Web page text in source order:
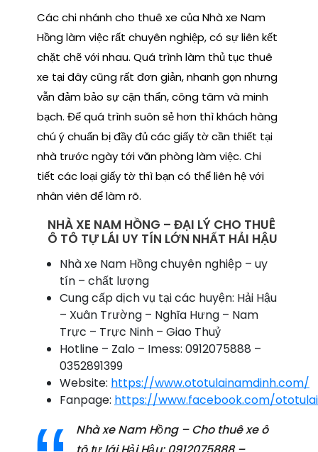
Các chi nhánh cho thuê xe của Nhà xe Nam
Hồng làm việc rất chuyên nghiệp, có sự liên kết
chặt chẽ với nhau. Quá trình làm thủ tục thuê
xe tại đây cũng rất đơn giản, nhanh gọn nhưng
vẫn đảm bảo sự cận thẩn, công tâm và minh
bạch. Để quá trình suôn sẻ hơn thì khách hàng
chú ý chuẩn bị đầy đủ các giấy tờ cần thiết tại
nhà trước ngày tới văn phòng làm việc. Chi
tiết các loại giấy tờ thì bạn có thể liên hệ với
nhân viên để làm rõ.
NHÀ XE NAM HỒNG – ĐẠI LÝ CHO THUÊ
Ô TÔ TỰ LÁI UY TÍN LỚN NHẤT HẢI HẬU
Nhà xe Nam Hồng chuyên nghiệp – uy
tín – chất lượng
Cung cấp dịch vụ tại các huyện: Hải Hậu
– Xuân Trường – Nghĩa Hưng – Nam
Trực – Trực Ninh – Giao Thuỷ
Hotline – Zalo – Imess: 0912075888 –
0352891399
Website: https://www.ototulainamdinh.com/
Fanpage: https://www.facebook.com/
Nhà xe Nam Hồng – Cho thuê xe ô